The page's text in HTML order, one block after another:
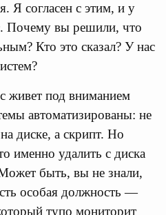
Я согласен с этим, и у
Почему вы решили, что
Кто это сказал? У нас
живет под вниманием
автоматизированы: не
диске, а скрипт. Но
именно удалить с диска
быть, вы не знали,
особая должность —
тупо мониторит